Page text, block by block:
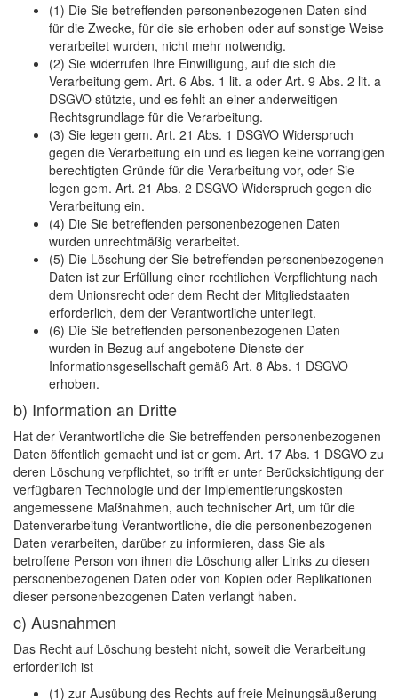
(1) Die Sie betreffenden personenbezogenen Daten sind
für die Zwecke, für die sie erhoben oder auf sonstige Weise
verarbeitet wurden, nicht mehr notwendig.
(2) Sie widerrufen Ihre Einwilligung, auf die sich die
Verarbeitung gem. Art. 6 Abs. 1 lit. a oder Art. 9 Abs. 2 lit. a
DSGVO stützte, und es fehlt an einer anderweitigen
Rechtsgrundlage für die Verarbeitung.
(3) Sie legen gem. Art. 21 Abs. 1 DSGVO Widerspruch
gegen die Verarbeitung ein und es liegen keine vorrangigen
berechtigten Gründe für die Verarbeitung vor, oder Sie
legen gem. Art. 21 Abs. 2 DSGVO Widerspruch gegen die
Verarbeitung ein.
(4) Die Sie betreffenden personenbezogenen Daten
wurden unrechtmäßig verarbeitet.
(5) Die Löschung der Sie betreffenden personenbezogenen
Daten ist zur Erfüllung einer rechtlichen Verpflichtung nach
dem Unionsrecht oder dem Recht der Mitgliedstaaten
erforderlich, dem der Verantwortliche unterliegt.
(6) Die Sie betreffenden personenbezogenen Daten
wurden in Bezug auf angebotene Dienste der
Informationsgesellschaft gemäß Art. 8 Abs. 1 DSGVO
erhoben.
b) Information an Dritte
Hat der Verantwortliche die Sie betreffenden personenbezogenen
Daten öffentlich gemacht und ist er gem. Art. 17 Abs. 1 DSGVO zu
deren Löschung verpflichtet, so trifft er unter Berücksichtigung der
verfügbaren Technologie und der Implementierungskosten
angemessene Maßnahmen, auch technischer Art, um für die
Datenverarbeitung Verantwortliche, die die personenbezogenen
Daten verarbeiten, darüber zu informieren, dass Sie als
betroffene Person von ihnen die Löschung aller Links zu diesen
personenbezogenen Daten oder von Kopien oder Replikationen
dieser personenbezogenen Daten verlangt haben.
c) Ausnahmen
Das Recht auf Löschung besteht nicht, soweit die Verarbeitung
erforderlich ist
(1) zur Ausübung des Rechts auf freie Meinungsäußerung